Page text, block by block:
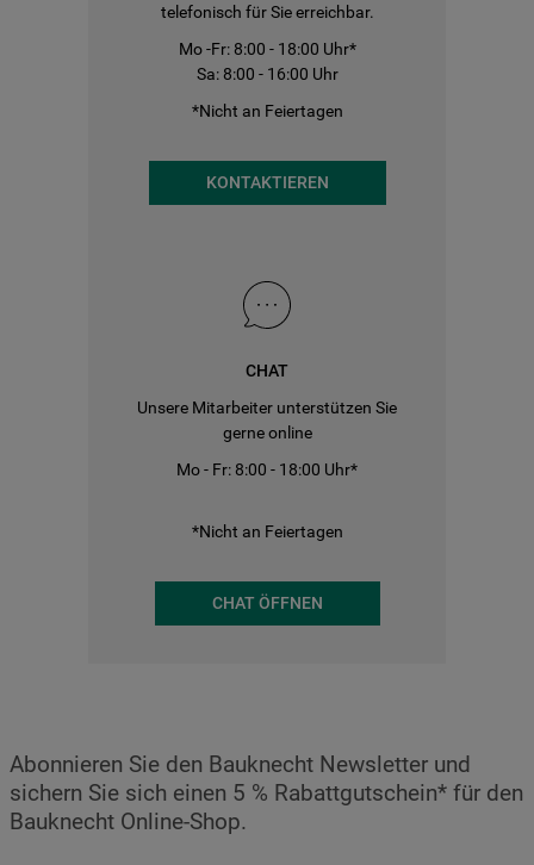
telefonisch für Sie erreichbar.
Mo -Fr: 8:00 - 18:00 Uhr*
Sa: 8:00 - 16:00 Uhr
*Nicht an Feiertagen
KONTAKTIEREN
CHAT
Unsere Mitarbeiter unterstützen Sie
gerne online
Mo - Fr: 8:00 - 18:00 Uhr*
*Nicht an Feiertagen
CHAT ÖFFNEN
Abonnieren Sie den Bauknecht Newsletter und
sichern Sie sich einen 5 % Rabattgutschein* für den
Bauknecht Online-Shop.